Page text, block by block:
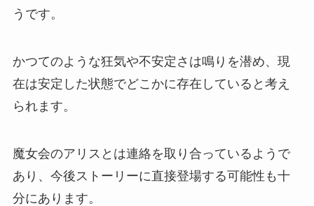
うです。
かつてのような狂気や不安定さは鳴りを潜め、現
在は安定した状態でどこかに存在していると考え
られます。
魔女会のアリスとは連絡を取り合っているようで
あり、今後ストーリーに直接登場する可能性も十
分にあります。